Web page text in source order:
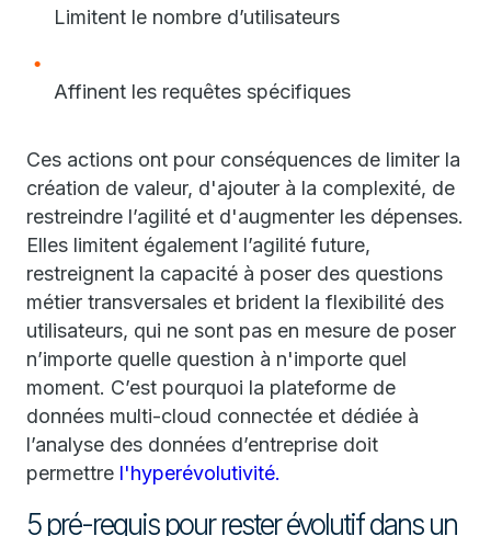
Limitent le nombre d’utilisateurs
Affinent les requêtes spécifiques
Ces actions ont pour conséquences de limiter la
création de valeur, d'ajouter à la complexité, de
restreindre l’agilité et d'augmenter les dépenses.
Elles limitent également l’agilité future,
restreignent la capacité à poser des questions
métier transversales et brident la flexibilité des
utilisateurs, qui ne sont pas en mesure de poser
n’importe quelle question à n'importe quel
moment. C’est pourquoi la plateforme de
données multi-cloud connectée et dédiée à
l’analyse des données d’entreprise doit
permettre l'hyperévolutivité.
5 pré-requis pour rester évolutif dans un